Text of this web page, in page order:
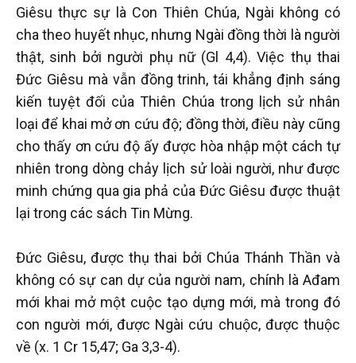
Giêsu thực sự là Con Thiên Chúa, Ngài không có
cha theo huyết nhục, nhưng Ngài đồng thời là người
thật, sinh bởi người phụ nữ (Gl 4,4). Việc thụ thai
Đức Giêsu mà vẫn đồng trinh, tái khẳng định sáng
kiến tuyệt đối của Thiên Chúa trong lịch sử nhân
loại để khai mở ơn cứu độ; đồng thời, điều này cũng
cho thấy ơn cứu độ ấy được hòa nhập một cách tự
nhiên trong dòng chảy lịch sử loài người, như được
minh chứng qua gia phả của Đức Giêsu được thuật
lại trong các sách Tin Mừng.
Đức Giêsu, được thụ thai bởi Chúa Thánh Thần và
không có sự can dự của người nam, chính là Ađam
mới khai mở một cuộc tạo dựng mới, mà trong đó
con người mới, được Ngài cứu chuộc, được thuộc
về (x. 1 Cr 15,47; Ga 3,3-4).